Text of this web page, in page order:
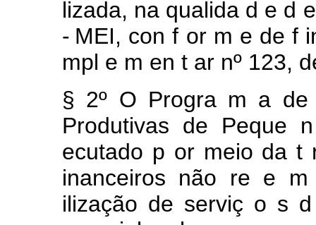
lizada, na qualida d e d
- MEI, conf or m e de f
mpl e m ent ar nº 123,
§ 2º O Progra m a
Produtivas de Peque
ecutado p or meio dat
inanceiros não re e
ilização de serviç o s